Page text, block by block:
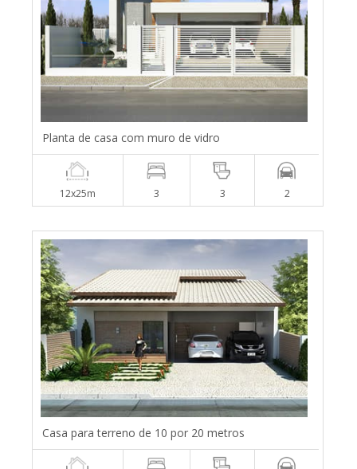
Planta de casa com muro de vidro
12x25m 3 3 2
Casa para terreno de 10 por 20 metros